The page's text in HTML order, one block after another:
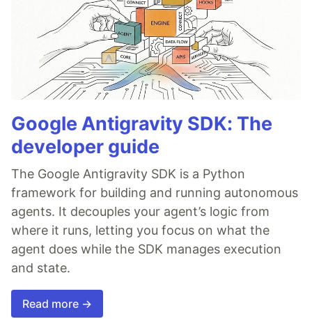
Google Antigravity SDK: The
developer guide
The Google Antigravity SDK is a Python
framework for building and running autonomous
agents. It decouples your agent’s logic from
where it runs, letting you focus on what the
agent does while the SDK manages execution
and state.
Read more →